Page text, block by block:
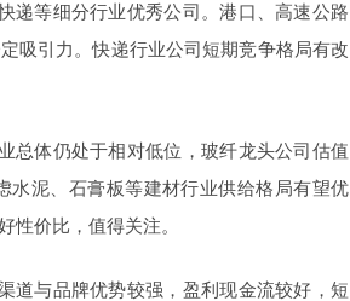
递等细分行业优秀公司。港口、高速公路
吸引力。快递行业公司短期竞争格局有改
总体仍处于相对低位，玻纤龙头公司估值
水泥、石膏板等建材行业供给格局有望优
性价比，值得关注。
道与品牌优势较强，盈利现金流较好，短